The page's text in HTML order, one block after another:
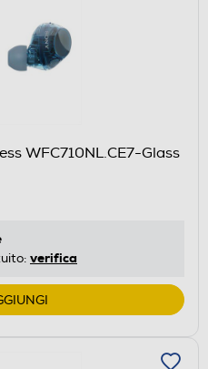
WFC710NL.CE7-Glass
verifica